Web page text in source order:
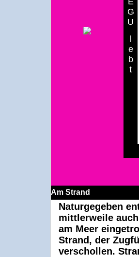
G
U
e
b
t
Am Strand
Naturgegeben
mittlerweile
am Meer
Strand, der
verschollen.